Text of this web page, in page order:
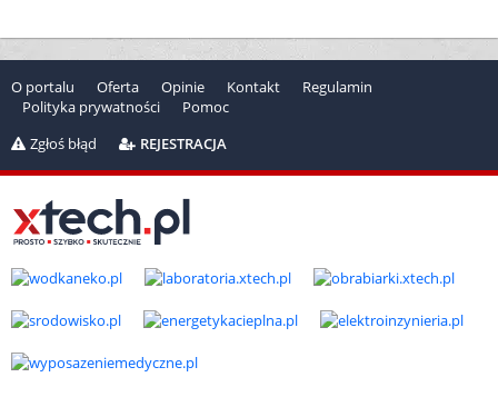
O portalu Oferta Opinie Kontakt
Regulamin
Polityka prywatności
Pomoc
Zgłoś błąd
REJESTRACJA